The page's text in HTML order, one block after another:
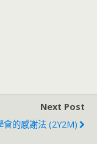
Next Post
會的感謝法 (2Y2M)